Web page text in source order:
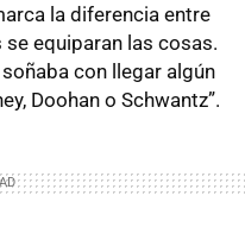
la diferencia entre
equiparan las cosas.
con llegar algún
Doohan o Schwantz”.